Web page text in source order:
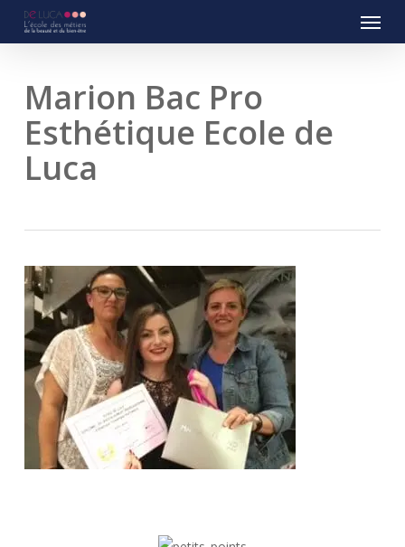
Menu
Marion Bac Pro
Esthétique Ecole de
Luca